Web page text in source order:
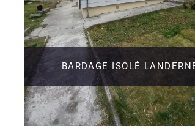
BARDAGE ISOLÉ